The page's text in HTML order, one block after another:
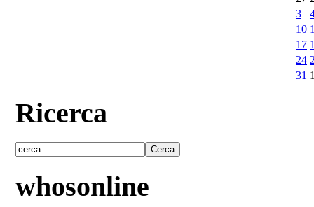
3
10
17
24
31
Ricerca
whosonline